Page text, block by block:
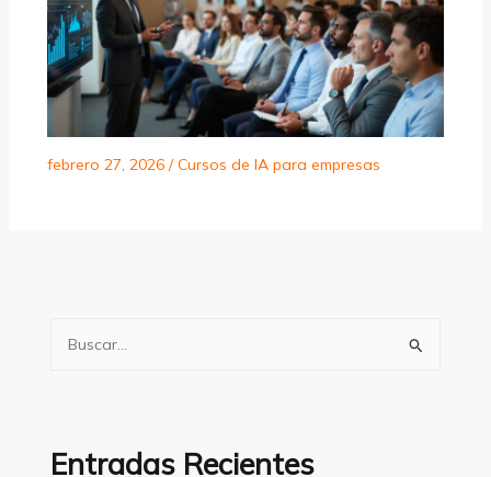
febrero 27, 2026 /Cursos de IA para empresas
a
Entradas Recientes